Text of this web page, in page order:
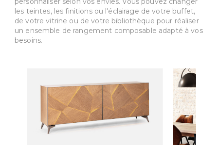
les teintes, les finitions ou l'éclairage de votre buffet,
de votre vitrine ou de votre bibliothèque pour réaliser
un ensemble de rangement composable adapté à vos
besoins.